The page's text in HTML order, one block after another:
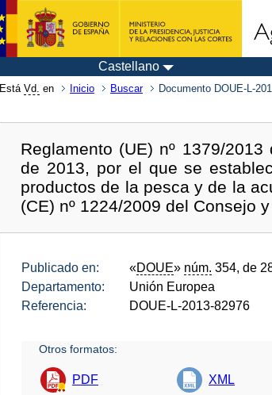
Castellano
Está Vd. en Inicio Buscar Documento DOUE-L-
Reglamento (UE) nº 1379/
de 2013, por el que se
productos de la pesca y de la
(CE) nº 1224/2009 del Consejo
Publicado en: «DOUE» núm. 354, de
Departamento:
Unión Europea
Referencia:
DOUE-L-2013-82976
Otros formatos:
PDF XML